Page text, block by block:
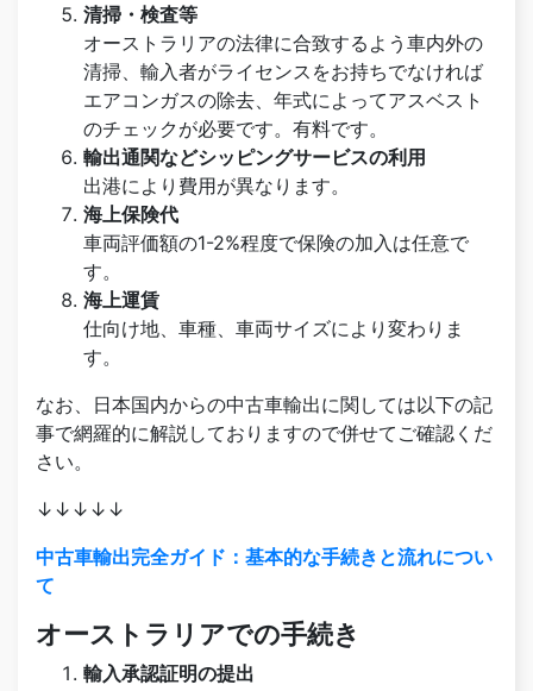
清掃・検査等
オーストラリアの法律に合致するよう車内外の
清掃、輸入者がライセンスをお持ちでなければ
エアコンガスの除去、年式によってアスベスト
のチェックが必要です。有料です。
輸出通関などシッピングサービスの利用
出港により費用が異なります。
海上保険代
車両評価額の1-2%程度で保険の加入は任意で
す。
海上運賃
仕向け地、車種、車両サイズにより変わりま
す。
なお、日本国内からの中古車輸出に関しては以下の記
事で網羅的に解説しておりますので併せてご確認くだ
さい。
↓↓↓↓↓
中古車輸出完全ガイド：基本的な手続きと流れについ
て
オーストラリアでの手続き
輸入承認証明の提出